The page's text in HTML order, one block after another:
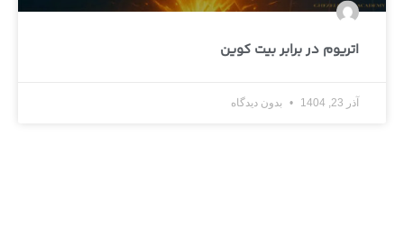
اتریوم در برابر بیت کوین
آذر 23, 1404 بدون دیدگاه